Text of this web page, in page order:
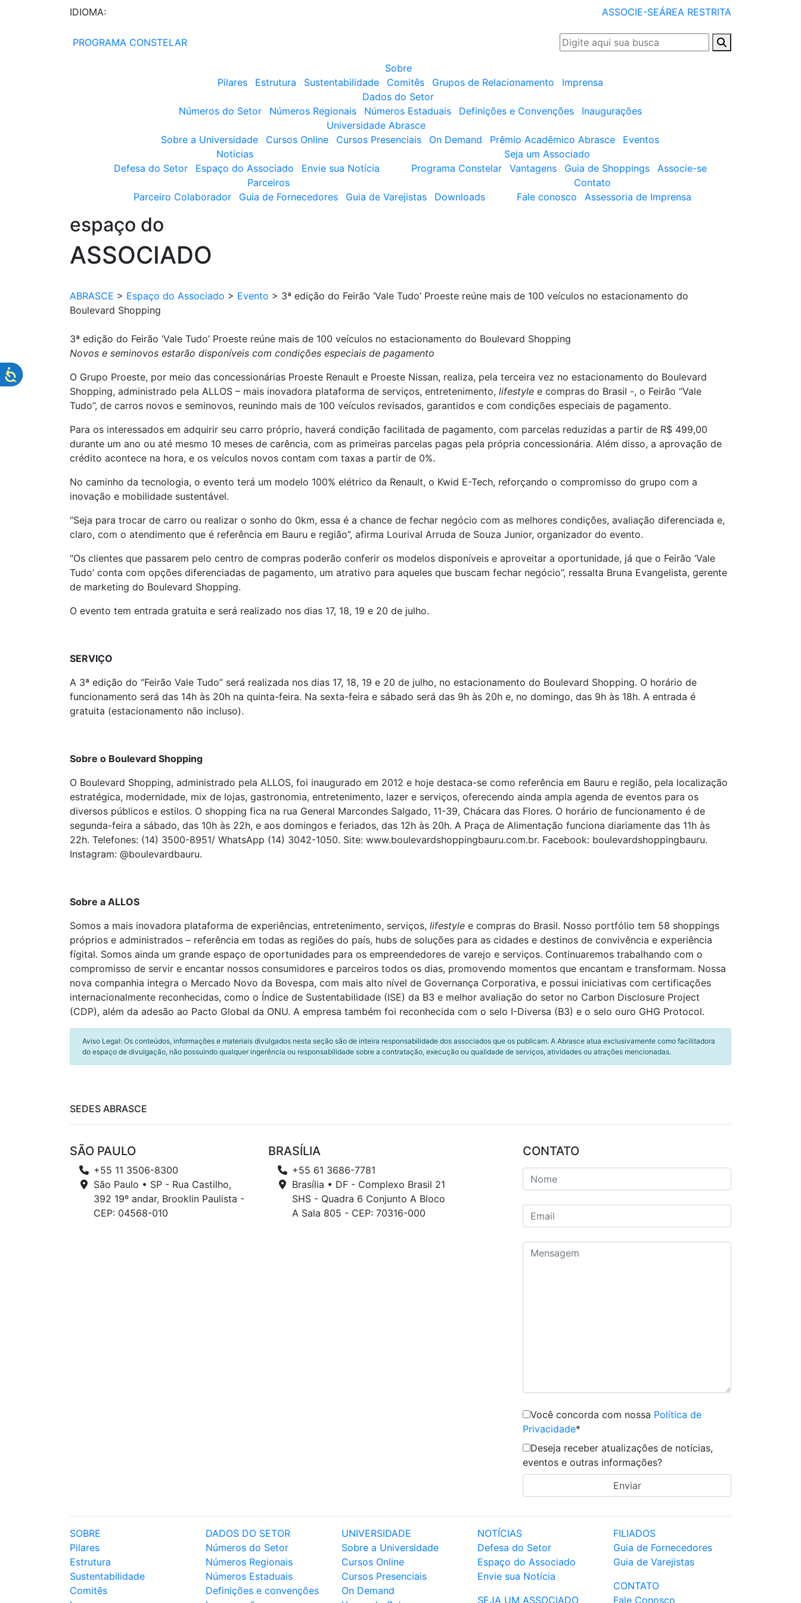
IDIOMA: ASSOCIE-SEÁREA RESTRITA
PROGRAMA CONSTELAR
Sobre
Pilares
Estrutura Sustentabilidade Comitês Grupos de Relacionamento
Imprensa
Dados do Setor
Números do Setor
Números Regionais Números Estaduais Definições e Convenções
Inaugurações
Universidade Abrasce
Sobre a Universidade
Cursos Online Cursos Presenciais On Demand Prêmio Acadêmico Abrasce
Eventos
Notícias
Defesa do Setor
Espaço do Associado Envie sua Notícia
Seja um Associado
Programa Constelar
Vantagens Guia de Shoppings
Associe-se
Parceiros
Parceiro Colaborador
Guia de Fornecedores Guia de Varejistas Downloads
Contato
Fale conosco
Assessoria de Imprensa
espaço do
ASSOCIADO
ABRASCE > Espaço do Associado > Evento > 3ª edição do Feirão ‘Vale Tudo’ Proeste reúne mais de 100 veículos no estacionamento do
Boulevard Shopping
3ª edição do Feirão ‘Vale Tudo’ Proeste reúne mais de 100 veículos no estacionamento do Boulevard Shopping
Novos e seminovos estarão disponíveis com condições especiais de pagamento
O Grupo Proeste, por meio das concessionárias Proeste Renault e Proeste Nissan, realiza, pela terceira vez no estacionamento do Boulevard
Shopping, administrado pela ALLOS – mais inovadora plataforma de serviços, entretenimento, lifestyle e compras do Brasil -, o Feirão “Vale
Tudo”, de carros novos e seminovos, reunindo mais de 100 veículos revisados, garantidos e com condições especiais de pagamento.
Para os interessados em adquirir seu carro próprio, haverá condição facilitada de pagamento, com parcelas reduzidas a partir de R$ 499,00
durante um ano ou até mesmo 10 meses de carência, com as primeiras parcelas pagas pela própria concessionária. Além disso, a aprovação de
crédito acontece na hora, e os veículos novos contam com taxas a partir de 0%.
No caminho da tecnologia, o evento terá um modelo 100% elétrico da Renault, o Kwid E-Tech, reforçando o compromisso do grupo com a
inovação e mobilidade sustentável.
“Seja para trocar de carro ou realizar o sonho do 0km, essa é a chance de fechar negócio com as melhores condições, avaliação diferenciada e,
claro, com o atendimento que é referência em Bauru e região”, afirma Lourival Arruda de Souza Junior, organizador do evento.
“Os clientes que passarem pelo centro de compras poderão conferir os modelos disponíveis e aproveitar a oportunidade, já que o Feirão ‘Vale
Tudo’ conta com opções diferenciadas de pagamento, um atrativo para aqueles que buscam fechar negócio”, ressalta Bruna Evangelista, gerente
de marketing do Boulevard Shopping.
O evento tem entrada gratuita e será realizado nos dias 17, 18, 19 e 20 de julho.
SERVIÇO
A 3ª edição do “Feirão Vale Tudo” será realizada nos dias 17, 18, 19 e 20 de julho, no estacionamento do Boulevard Shopping. O horário de
funcionamento será das 14h às 20h na quinta-feira. Na sexta-feira e sábado será das 9h às 20h e, no domingo, das 9h às 18h. A entrada é
gratuita (estacionamento não incluso).
Sobre o Boulevard Shopping
O Boulevard Shopping, administrado pela ALLOS, foi inaugurado em 2012 e hoje destaca-se como referência em Bauru e região, pela localização
estratégica, modernidade, mix de lojas, gastronomia, entretenimento, lazer e serviços, oferecendo ainda ampla agenda de eventos para os
diversos públicos e estilos. O shopping fica na rua General Marcondes Salgado, 11-39, Chácara das Flores. O horário de funcionamento é de
segunda-feira a sábado, das 10h às 22h, e aos domingos e feriados, das 12h às 20h. A Praça de Alimentação funciona diariamente das 11h às
22h. Telefones: (14) 3500-8951/ WhatsApp (14) 3042-1050. Site: www.boulevardshoppingbauru.com.br. Facebook: boulevardshoppingbauru.
Instagram: @boulevardbauru.
Sobre a ALLOS
Somos a mais inovadora plataforma de experiências, entretenimento, serviços, lifestyle e compras do Brasil. Nosso portfólio tem 58 shoppings
próprios e administrados – referência em todas as regiões do país, hubs de soluções para as cidades e destinos de convivência e experiência
fígital. Somos ainda um grande espaço de oportunidades para os empreendedores de varejo e serviços. Continuaremos trabalhando com o
compromisso de servir e encantar nossos consumidores e parceiros todos os dias, promovendo momentos que encantam e transformam. Nossa
nova companhia integra o Mercado Novo da Bovespa, com mais alto nível de Governança Corporativa, e possui iniciativas com certificações
internacionalmente reconhecidas, como o Índice de Sustentabilidade (ISE) da B3 e melhor avaliação do setor no Carbon Disclosure Project
(CDP), além da adesão ao Pacto Global da ONU. A empresa também foi reconhecida com o selo I-Diversa (B3) e o selo ouro GHG Protocol.
Aviso Legal: Os conteúdos, informações e materiais divulgados nesta seção são de inteira responsabilidade dos associados que os publicam. A Abrasce atua exclusivamente como facilitadora
do espaço de divulgação, não possuindo qualquer ingerência ou responsabilidade sobre a contratação, execução ou qualidade de serviços, atividades ou atrações mencionadas.
SEDES ABRASCE
SÃO PAULO
+55 11 3506-8300
São Paulo • SP - Rua Castilho,
392 19º andar, Brooklin Paulista -
CEP: 04568-010
BRASÍLIA
+55 61 3686-7781
Brasília • DF - Complexo Brasil 21
SHS - Quadra 6 Conjunto A Bloco
A Sala 805 - CEP: 70316-000
CONTATO
Você concorda com nossa Política de
Privacidade*
Deseja receber atualizações de notícias,
eventos e outras informações?
SOBRE
Pilares
Estrutura
Sustentabilidade
Comitês
DADOS DO SETOR
Números do Setor
Números Regionais
Números Estaduais
Definições e convenções
UNIVERSIDADE
Sobre a Universidade
Cursos Online
Cursos Presenciais
On Demand
NOTÍCIAS
Defesa do Setor
Espaço do Associado
Envie sua Notícia
SEJA UM ASSOCIADO
FILIADOS
Guia de Fornecedores
Guia de Varejistas
CONTATO
Fale Conosco